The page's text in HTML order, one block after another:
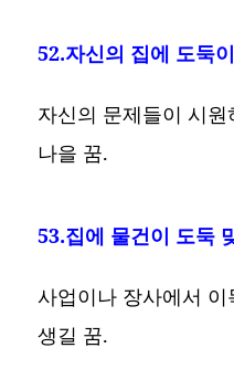
52.자신의 집에 도둑
자신의 문제들이 시
나을 꿈.
53.집에 물건이 도둑
사업이나 장사에서
생길 꿈.